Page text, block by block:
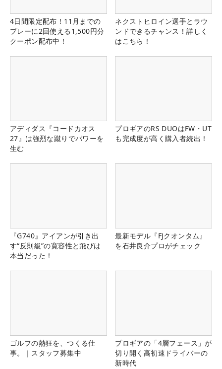
4日間限定配布！11月までの
プレーに2回使える1,500円分
クーポン配布中！
ネクストヒロイン選手とラウ
ンドできるチャンス！詳しく
はこちら！
アディダス『コードカオス
27』は強烈な蹴りでパワーを
生む
プロギアのRS DUOはFW・UT
も完成度が高く購入者続出！
『G740』アイアンが引き出
す“反則級”の寛容性と飛びは
本当だった！
最新モデル『FJクオンタム』
を石井良介プロがチェック
ゴルフの熱狂を、つくる仕
事。｜スタッフ募集中
プロギアの「4層フェース」が
切り開く高初速ドライバーの
新時代